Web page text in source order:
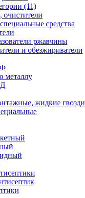
(11)
очистители
средства
ржавчины
и обезжириватели
металлу
жидкие гвозди